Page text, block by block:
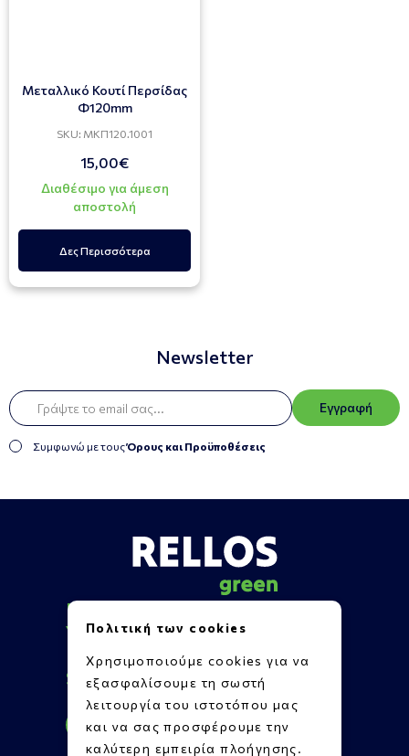
Μεταλλικό Κουτί Περσίδας
Φ120mm
SKU: ΜΚΠ120.1001
15,00€
Διαθέσιμο για άμεση
αποστολή
Δες Περισσότερα
Newsletter
Εγγραφή
Συμφωνώ με τουςΌρους και Προϋποθέσεις
Πληροφορίες
Υποστήριξη
Επικοινωνία
Social Media
Πολιτική των cookies
Χρησιμοποιούμε cookies για να
εξασφαλίσουμε τη σωστή
λειτουργία του ιστοτόπου μας
και να σας προσφέρουμε την
καλύτερη εμπειρία πλοήγησης.